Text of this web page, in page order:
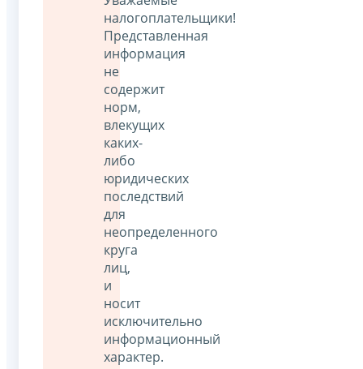
налогоплательщики!
Представленная
информация
не
содержит
норм,
влекущих
каких-
либо
юридических
последствий
для
неопределенного
круга
лиц,
и
носит
исключительно
информационный
характер.